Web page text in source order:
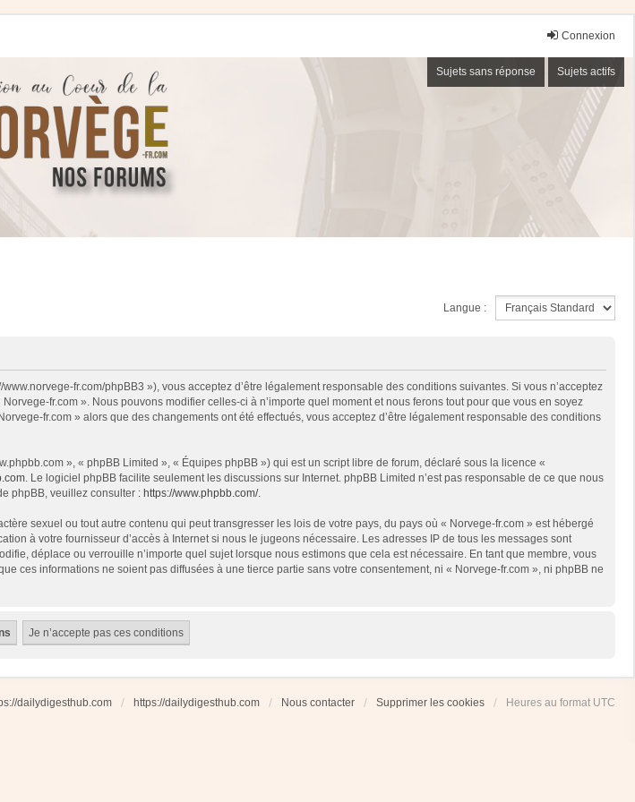
Connexion
Sujets sans réponse Sujets actifs
Langue :
fr.com/phpBB3 »), vous acceptez d’être légalement responsable des conditions suivantes. Si vous n’acceptez
fr.com ». Nous pouvons modifier celles-ci à n’importe quel moment et nous ferons tout pour que vous en soyez
fr.com » alors que des changements ont été effectués, vous acceptez d’être légalement responsable des conditions
», « phpBB Limited », « Équipes phpBB ») qui est un script libre de forum, déclaré sous la licence «
. Le logiciel phpBB facilite seulement les discussions sur Internet. phpBB Limited n’est pas responsable de ce que nous
phpBB, veuillez consulter : https://www.phpbb.com/.
sexuel ou tout autre contenu qui peut transgresser les lois de votre pays, du pays où « Norvege-fr.com » est hébergé
à votre fournisseur d’accès à Internet si nous le jugeons nécessaire. Les adresses IP de tous les messages sont
déplace ou verrouille n’importe quel sujet lorsque nous estimons que cela est nécessaire. En tant que membre, vous
ces informations ne soient pas diffusées à une tierce partie sans votre consentement, ni « Norvege-fr.com », ni phpBB ne
dailydigesthub.com https://dailydigesthub.com Nous contacter Supprimer les cookies Heures au format UTC